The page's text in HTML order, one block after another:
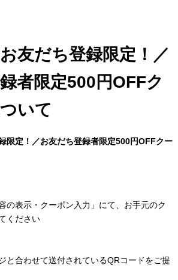
友だち登録限定！／
者限定500円OFFク
いて
限定！／お友だち登録者限定500円OFFクー
の表示・クーポン入力」にて、お手元のク
ください
と合わせて送付されているQRコードをご提